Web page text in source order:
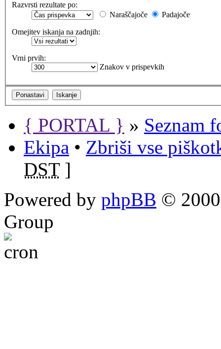
Razvrsti rezultate po:
Naraščajoče
Padajoče
Omejitev iskanja na zadnjih:
Vrni prvih:
Znakov v prispevkih
{ PORTAL } » Seznam
Ekipa • Zbriši vse
DST]
Powered by phpBB ©
Group